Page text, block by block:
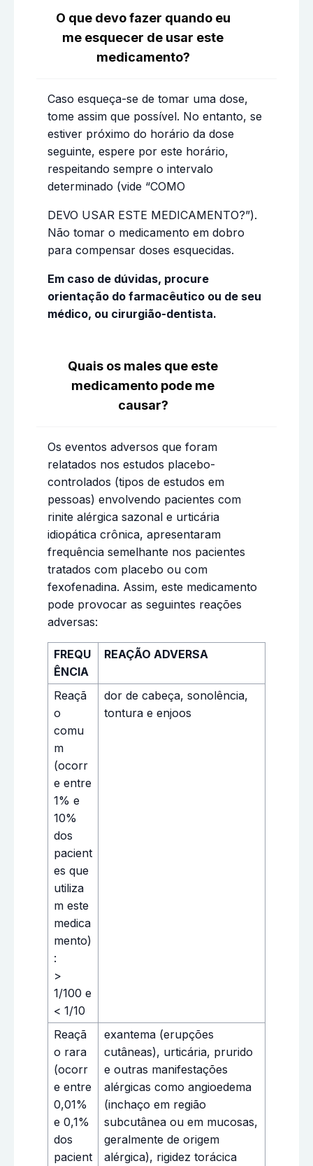
O que devo fazer quando eu
me esquecer de usar este
medicamento?
Caso esqueça-se de tomar uma dose,
tome assim que possível. No entanto, se
estiver próximo do horário da dose
seguinte, espere por este horário,
respeitando sempre o intervalo
determinado (vide “COMO
DEVO USAR ESTE MEDICAMENTO?”).
Não tomar o medicamento em dobro
para compensar doses esquecidas.
Em caso de dúvidas, procure
orientação do farmacêutico ou de seu
médico, ou cirurgião-dentista.
Quais os males que este
medicamento pode me
causar?
Os eventos adversos que foram
relatados nos estudos placebo-
controlados (tipos de estudos em
pessoas) envolvendo pacientes com
rinite alérgica sazonal e urticária
idiopática crônica, apresentaram
frequência semelhante nos pacientes
tratados com placebo ou com
fexofenadina. Assim, este medicamento
pode provocar as seguintes reações
adversas:
FREQU
ÊNCIA
REAÇÃO ADVERSA
Reaçã
o
comu
m
(ocorr
e entre
1% e
10%
dos
pacient
es que
utiliza
m este
medica
mento)
:
>
1/100 e
< 1/10
dor de cabeça, sonolência,
tontura e enjoos
Reaçã
o rara
(ocorr
e entre
0,01%
e 0,1%
dos
pacient
exantema (erupções
cutâneas), urticária, prurido
e outras manifestações
alérgicas como angioedema
(inchaço em região
subcutânea ou em mucosas,
geralmente de origem
alérgica), rigidez torácica